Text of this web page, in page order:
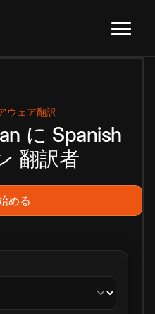
ウェア翻訳
に Spanish
翻訳者
める